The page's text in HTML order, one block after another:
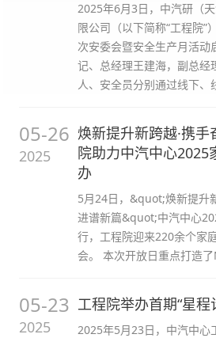
2025年6月3日，中汽研（
限公司（以下简称“工程院”
次安委会暨安全生产月活动
记、总经理王建海，副总经
人、安全员分别通过线下、
05-26
2025
焕新提升新跨越·携
院助力中汽中心2025
办
5月24日，&quot;焕新提
进谱新篇&quot;中汽中心
行，工程院迎来220余个家
会。 本次开放日重点打造
05-23
2025
工程院举办首期“星程
2025年5月23日，中汽中心